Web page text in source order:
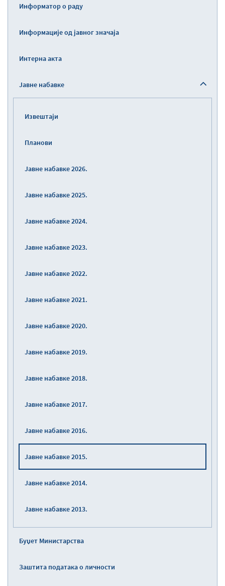
Информатор о раду
Информације од јавног значаја
Интерна акта
Јавне набавке
Извештаји
Планови
Јавне набавке 2026.
Јавне набавке 2025.
Јавне набавке 2024.
Јавне набавке 2023.
Јавне набавке 2022.
Јавне набавке 2021.
Јавне набавке 2020.
Јавне набавке 2019.
Јавне набавке 2018.
Јавне набавке 2017.
Јавне набавке 2016.
Јавне набавке 2015.
Јавне набавке 2014.
Јавне набавке 2013.
Буџет Министарства
Заштита података о личности